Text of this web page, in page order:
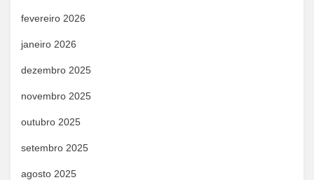
fevereiro 2026
janeiro 2026
dezembro 2025
novembro 2025
outubro 2025
setembro 2025
agosto 2025